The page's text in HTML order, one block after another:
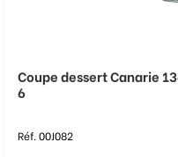
Coupe dessert Canarie
6
Réf. 00J082